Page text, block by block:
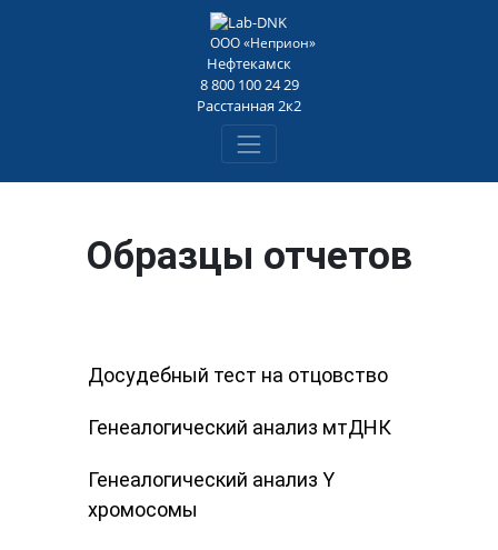
ООО «Неприон»
Нефтекамск
8 800 100 24 29
Расстанная 2к2
Образцы отчетов
Досудебный тест на отцовство
Генеалогический анализ мтДНК
Генеалогический анализ Y
хромосомы